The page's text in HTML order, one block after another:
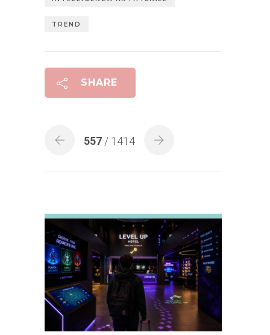
TREND
SHARE
557 / 1414